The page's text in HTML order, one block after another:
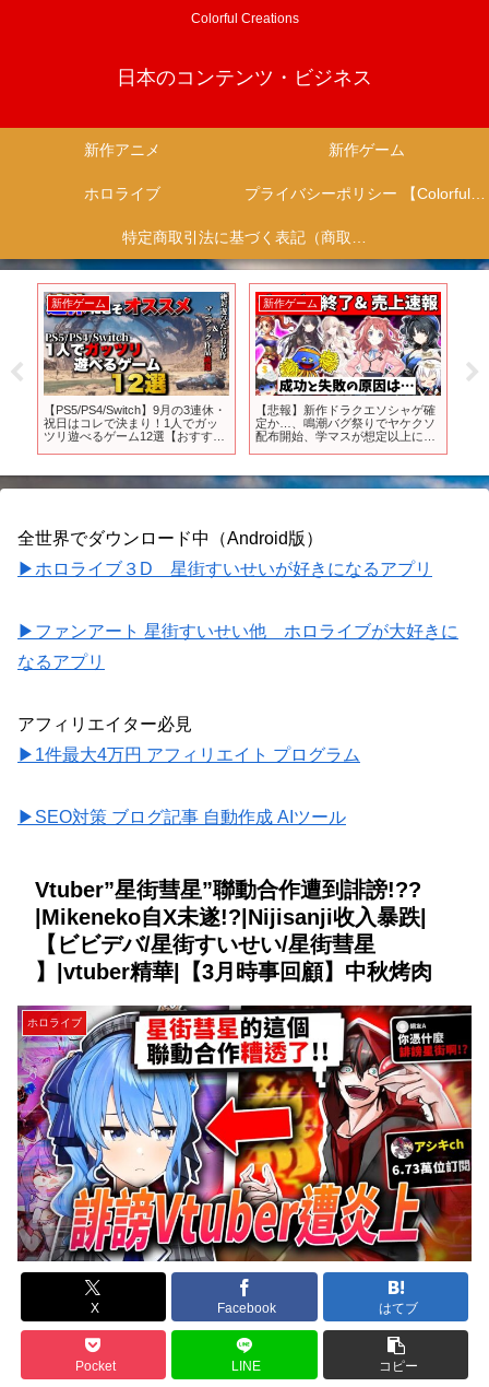
Colorful Creations
日本のコンテンツ・ビジネス
新作アニメ 新作ゲーム
ホロライブ プライバシーポリシー 【Colorful Creation】
特定商取引法に基づく表記（商取引に関する開示）
新作ゲーム
【PS5/PS4/Switch】9月の3連休・
祝日はコレで決まり！1人でガッ
ツリ遊べるゲーム12選【おすすめ
新作ゲーム
【悲報】新作ドラクエソシャゲ確
定か…、鳴潮バグ祭りでヤケクソ
配布開始、学マスが想定以上にや
イマス】【鳴潮】【サービス終
了】
全世界でダウンロード中（Android版）
▶ホロライブ３D 星街すいせいが好きになるアプリ
▶ファンアート 星街すいせい他 ホロライブが大好きに
なるアプリ
アフィリエイター必見
▶1件最大4万円 アフィリエイト プログラム
▶SEO対策 ブログ記事 自動作成 AIツール
Vtuber”星街彗星”聯動合作遭到誹謗!??
|Mikeneko自X未遂!?|Nijisanji收入暴跌|
【ビビデバ/星街すいせい/星街彗星
】|vtuber精華|【3月時事回顧】中秋烤肉
ホロライブ
X Facebook はてブ
Pocket LINE コピー